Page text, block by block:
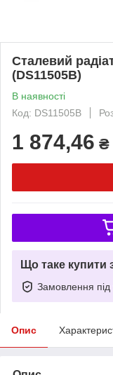
Сталевий
(DS11505B)
В наявності
Код: DS11505B
1 874,46 ₴
Що таке купити
Замовлення під
Опис